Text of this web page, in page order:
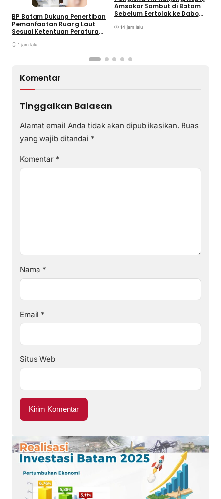
BP Batam Dukung Penertiban
Pemanfaatan Ruang Laut
Sesuai Ketentuan Peraturan
1 jam lalu
Amsakar Sambut di Batam
Sebelum Bertolak ke Dabo
14 jam lalu
Komentar
Tinggalkan Balasan
Alamat email Anda tidak akan dipublikasikan. Ruas
yang wajib ditandai *
Komentar *
Nama *
Email *
Situs Web